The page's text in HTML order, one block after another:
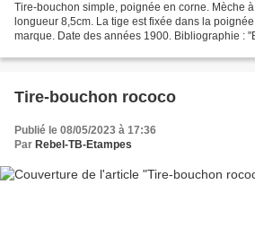
Tire-bouchon simple, poignée en corne. Mèche
longueur 8,5cm. La tige est fixée dans la
marque. Date des années 1900. Bibliographie :
Tire-bouchon rococo
Publié le 08/05/2023 à 17:36
Par Rebel-TB-Etampes